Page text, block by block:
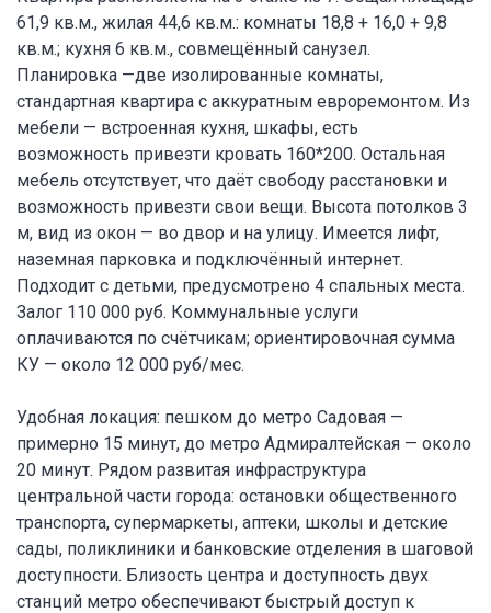
61,9 кв.м., жилая 44,6 кв.м.: комнаты 18,8 + 16,0 + 9,8
кв.м.; кухня 6 кв.м., совмещённый санузел.
Планировка —две изолированные комнаты,
стандартная квартира с аккуратным евроремонтом. Из
мебели — встроенная кухня, шкафы, есть
возможность привезти кровать 160*200. Остальная
мебель отсутствует, что даёт свободу расстановки и
возможность привезти свои вещи. Высота потолков 3
м, вид из окон — во двор и на улицу. Имеется лифт,
наземная парковка и подключённый интернет.
Подходит с детьми, предусмотрено 4 спальных места.
Залог 110 000 руб. Коммунальные услуги
оплачиваются по счётчикам; ориентировочная сумма
КУ — около 12 000 руб/мес.
Удобная локация: пешком до метро Садовая —
примерно 15 минут, до метро Адмиралтейская — около
20 минут. Рядом развитая инфраструктура
центральной части города: остановки общественного
транспорта, супермаркеты, аптеки, школы и детские
сады, поликлиники и банковские отделения в шаговой
доступности. Близость центра и доступность двух
станций метро обеспечивают быстрый доступ к